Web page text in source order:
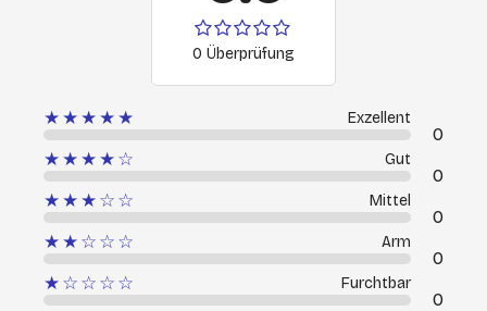
0 Überprüfung
★★★★★ Exzellent
0
★★★★☆
Gut
0
★★★☆☆
Mittel
0
★★☆☆☆
Arm
0
★☆☆☆☆
Furchtbar
0